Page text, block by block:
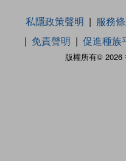
版權所有© 2026
私隱政策聲明 服務
免責聲明
促進種族